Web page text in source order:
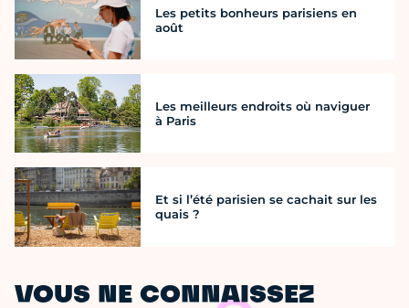
Les petits bonheurs parisiens en
août
Les meilleurs endroits où naviguer
à Paris
Et si l’été parisien se cachait sur les
quais ?
VOUS NE CONNAISSEZ